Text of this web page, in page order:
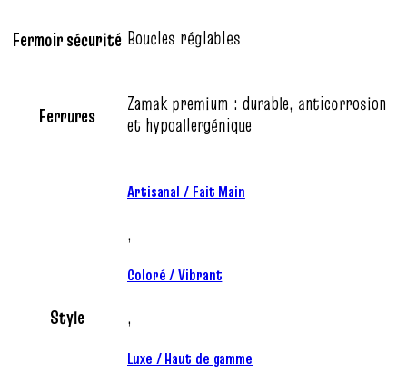
Fermoir sécurité Boucles réglables
Ferrures
Zamak premium : durable, anticorrosion
et hypoallergénique
Style
Artisanal / Fait Main
,
Coloré / Vibrant
,
Luxe / Haut de gamme